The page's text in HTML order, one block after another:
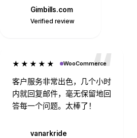
一提。总是迅速回应，
乐于解决任何问题。谢
Gimbills.com
Verified review
★★★★★ WooCommerce
客户服务非常出色，几个小时
内就回复邮件，毫无保留地回
答每一个问题。太棒了！
vanarkride